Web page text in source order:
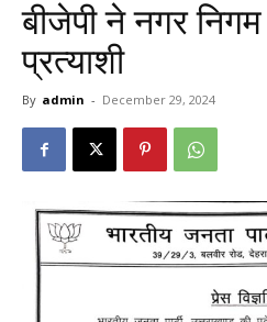
बीजेपी ने नगर
प्रत्याशी
By admin - December 29, 2024